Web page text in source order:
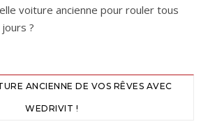
voiture ancienne pour rouler tous
?
ANCIENNE DE VOS RÊVES AVEC
WEDRIVIT !